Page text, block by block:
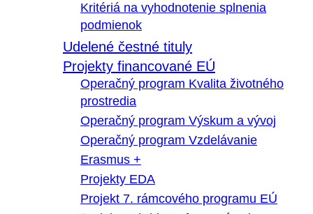
Kritériá na vyhodnotenie splnenia
podmienok
Udelené čestné tituly
Projekty financované EÚ
Operačný program Kvalita životného
prostredia
Operačný program Výskum a vývoj
Operačný program Vzdelávanie
Erasmus +
Projekty EDA
Projekt 7. rámcového programu EÚ